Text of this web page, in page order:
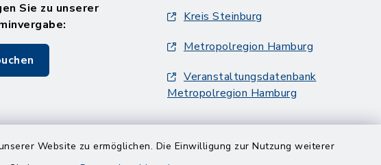
Website zu ermöglichen. Die Einwilligung zur Nutzung weiterer
Sie zu unserer
Kreis Steinburg
Metropolregion Hamburg
Veranstaltungsdatenbank
Metropolregion Hamburg